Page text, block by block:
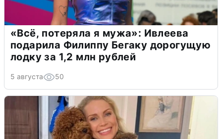
«Всё, потеряла я мужа»: Ивлеева
подарила Филиппу Бегаку дорогущую
лодку за 1,2 млн рублей
5 августа 50